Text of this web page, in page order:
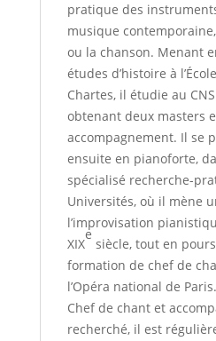
pratique des
musique
ou la chanson. Menant
études d’histoire à
Chartes, il étudie au
obtenant deux masters
accompagnement. Il se
ensuite en pianoforte,
spécialisé recherche-
Universités, où il mène
l’improvisation
XIX
e
siècle, tout en
formation de chef de
l’Opéra national de Paris.
Chef de chant et
recherché, il est